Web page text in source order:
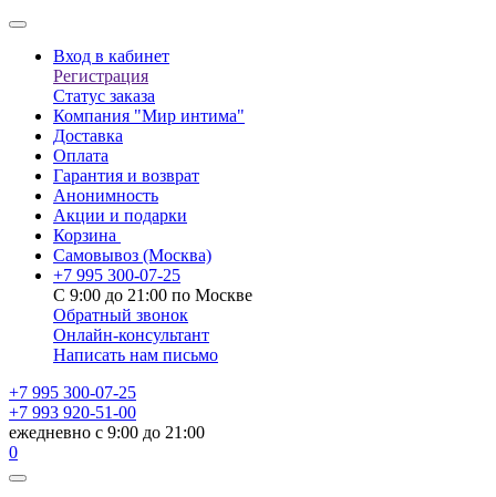
Вход в кабинет
Регистрация
Статус заказа
Компания "Мир интима"
Доставка
Оплата
Гарантия и возврат
Анонимность
Акции и подарки
Корзина
Самовывоз (Москва)
+7 995 300-07-25
С 9:00 до 21:00 по Москве
Обратный звонок
Онлайн-консультант
Написать нам письмо
+7 995 300-07-25
+7 993 920-51-00
ежедневно с 9:00 до 21:00
0